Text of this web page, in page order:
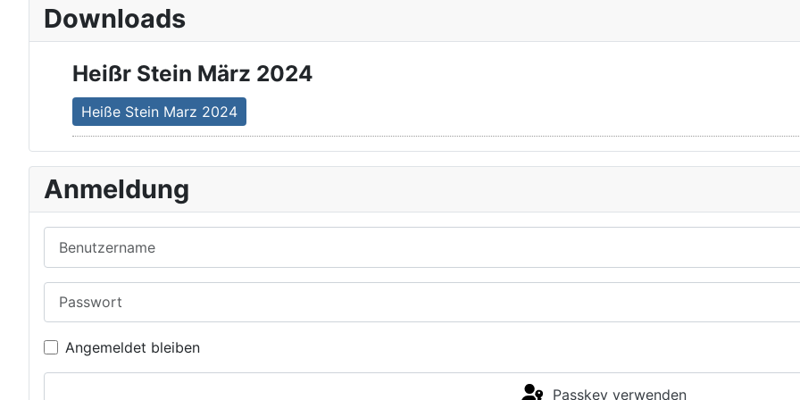
Downloads
Heißr Stein März 2024
Heiße Stein Marz 2024
Anmeldung
Angemeldet bleiben
Passkey verwenden